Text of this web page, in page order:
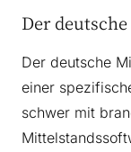
Der
Der deutsche
einer
schwer mit